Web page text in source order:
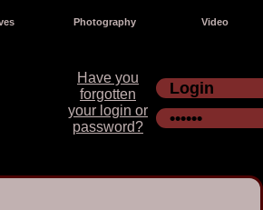
Photography Video
Have you
forgotten
your login or
password?